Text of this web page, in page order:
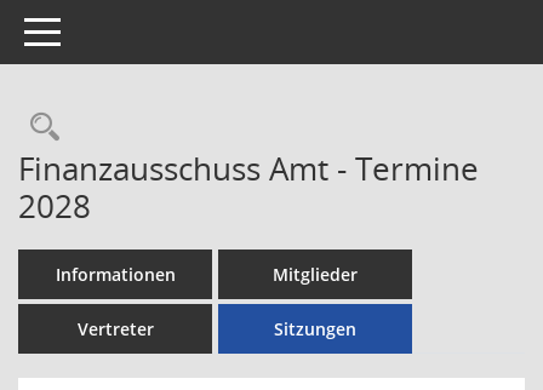
Toggle navigation
Rechercheauswahl
Finanzausschuss Amt - Termine
2028
Informationen Mitglieder
Vertreter Sitzungen